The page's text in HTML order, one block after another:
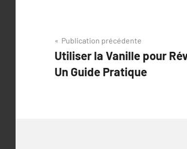
Navigation
de
l’article
Publication précédente
Utiliser la Vanille pour
Un Guide Pratique